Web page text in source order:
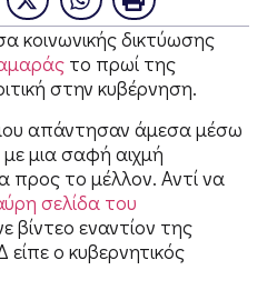
κοινωνικής δικτύωσης
το πρωί της
στην κυβέρνηση.
απάντησαν άμεσα μέσω
μια σαφή αιχμή
προς το μέλλον. Αντί να
σελίδα του
βίντεο εναντίον της
ο κυβερνητικός